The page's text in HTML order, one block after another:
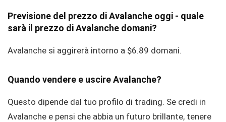
Previsione del prezzo di Avalanche oggi - quale
sarà il prezzo di Avalanche domani?
Avalanche si aggirerà intorno a $6.89 domani.
Quando vendere e uscire Avalanche?
Questo dipende dal tuo profilo di trading. Se credi in
Avalanche e pensi che abbia un futuro brillante, tenere